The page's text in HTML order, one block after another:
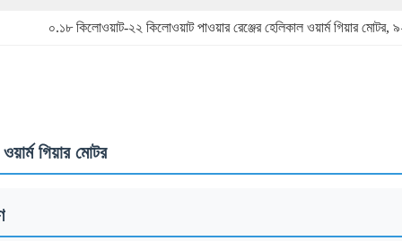
০.১৮ কিলোওয়াট-২২ কিলোওয়াট পাওয়ার রেঞ্জের হেলিকাল ওয়ার্ম গিয়ার মোটর,
গিয়ার মোটর